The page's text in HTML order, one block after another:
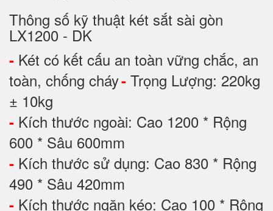
Thông số kỹ thuật két sắt sài gòn
LX1200 - DK
- Két có kết cấu an toàn vững chắc, an
toàn, chống cháy- Trọng Lượng: 220kg
± 10kg
- Kích thước ngoài: Cao 1200 * Rộng
600 * Sâu 600mm
- Kích thước sử dụng: Cao 830 * Rộng
490 * Sâu 420mm
- Kích thước ngăn kéo: Cao 100 * Rộng